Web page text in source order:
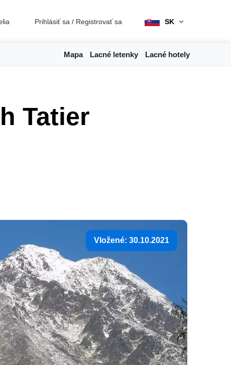
Prihlásiť sa / Registrovať sa SK
Mapa Lacné letenky Lacné hotely
Tatier
Vložené: 30.10.2021